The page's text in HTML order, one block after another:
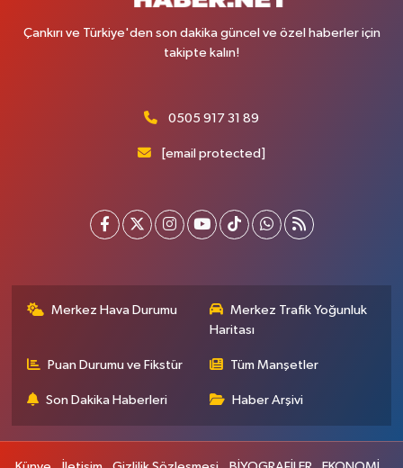
Çankırı ve Türkiye'den son dakika güncel ve özel haberler için
takipte kalın!
0505 917 31 89
[email protected]
Merkez Hava Durumu
Merkez Trafik Yoğunluk
Haritası
Puan Durumu ve Fikstür Tüm Manşetler
Son Dakika Haberleri Haber Arşivi